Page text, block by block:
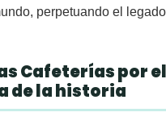
perpetuando el
Cafeterías por
de la historia